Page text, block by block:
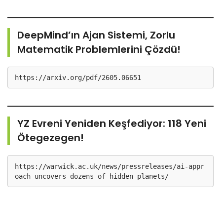
DeepMind’ın Ajan Sistemi, Zorlu
Matematik Problemlerini Çözdü!
https://arxiv.org/pdf/2605.06651
YZ Evreni Yeniden Keşfediyor: 118 Yeni
Ötegezegen!
https://warwick.ac.uk/news/pressreleases/ai-appr
oach-uncovers-dozens-of-hidden-planets/